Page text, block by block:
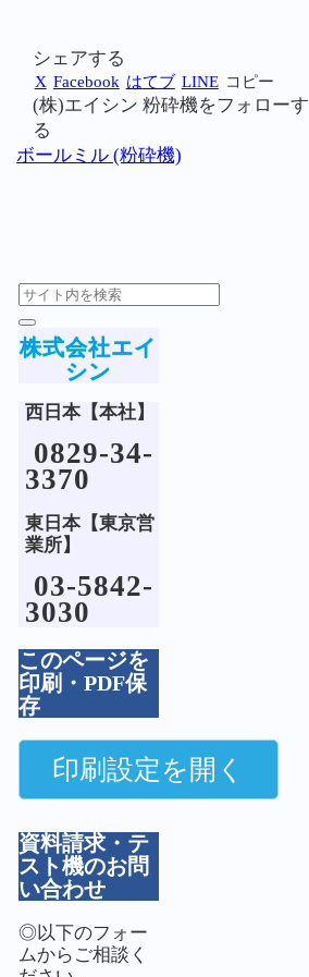
シェアする
X Facebook はてブ LINE コピー
(株)エイシン 粉砕機をフォローす
る
ボールミル (粉砕機)
株式会社エイ
シン
西日本【本社】
0829-34-
3370
東日本【東京営
業所】
03-5842-
3030
このページを
印刷・PDF保
存
資料請求・テ
スト機のお問
い合わせ
◎以下のフォー
ムからご相談く